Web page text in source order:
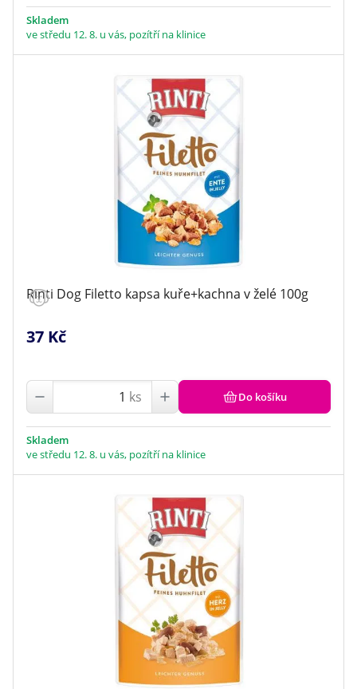
Skladem
ve středu 12. 8. u vás, pozítří na klinice
Rinti Dog Filetto kapsa kuře+kachna v želé 100g
37 Kč
ks Do košíku
Skladem
ve středu 12. 8. u vás, pozítří na klinice